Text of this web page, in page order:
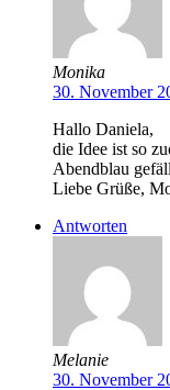
Monika
30. November
Hallo Daniela,
die Idee ist so
Abendblau
Liebe Grüße,
Antworten
Melanie
30. November